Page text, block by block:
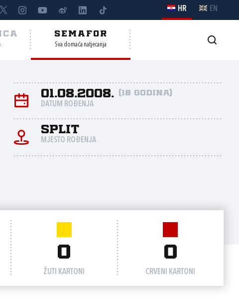
HR EN
SEMAFOR
Sva domaća natjecanja
01.08.2008. (18 godina)
DATUM ROĐENJA
Split
MJESTO ROĐENJA
0
ŽUTI KARTONI
0
CRVENI KARTONI